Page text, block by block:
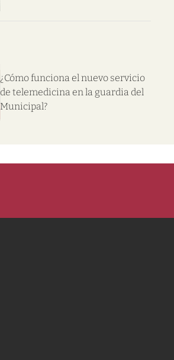
¿Cómo funciona el nuevo servicio
de telemedicina en la guardia del
Municipal?